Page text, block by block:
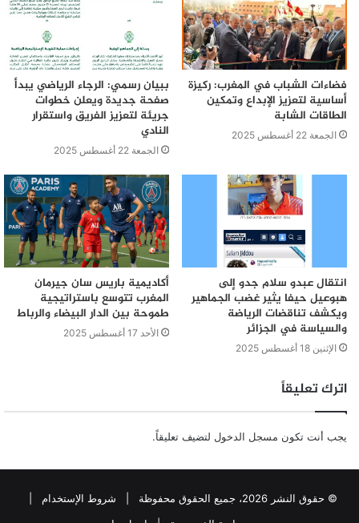
فضاءات الشباب في المغرب: ركيزة
أساسية لتعزيز الإبداع وتمكين
الطاقات الشابة
الجمعة 22 أغسطس 2025
ببيان رسمي: الرجاء الرياضي يبدأ
صفحة جديدة ويعلن خطوات
جريئة لتعزيز الفريق واستقرار
النادي
الجمعة 22 أغسطس 2025
انتقال عبدو سلام جدو إلى
هبوعيل حيفا يثير غضب الجماهير
ويكشف تناقضات الرياضة
والسياسة في الجزائر
الإثنين 18 أغسطس 2025
أكاديمية باريس سان جيرمان
المغرب تتوسع باستراتيجية
طموحة بين الدار البيضاء والرباط
الأحد 17 أغسطس 2025
اترك تعليقاً
يجب أنت تكون مسجل الدخول لتضيف تعليقاً.
© حقوق النشر 2026، جميع الحقوق محفوظة | شروط الإستخدام